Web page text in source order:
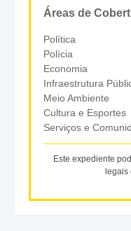
Áreas de
Política
Polícia
Economia
Infraestrutura
Meio Ambiente
Cultura e Esportes
Serviços e
Este expediente